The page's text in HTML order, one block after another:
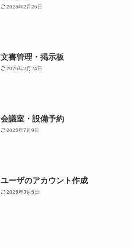
2026年2月26日
文書管理・掲示板
2026年2月24日
会議室・設備予約
2025年7月9日
ユーザのアカウント作成
2025年3月6日